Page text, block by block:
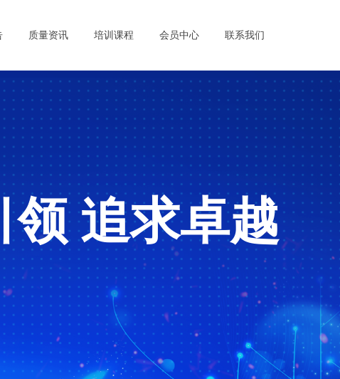
质量资讯 培训课程 会员中心 联系我们
追求卓越